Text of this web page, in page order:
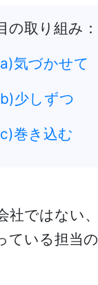
の取り組み
a)気づかせて
b)少しずつ
c)巻き込む
社ではない
ている担当